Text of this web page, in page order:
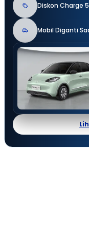
Diskon Charge
Mobil Diganti